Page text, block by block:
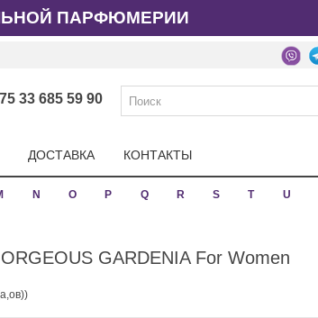
ПАРФЮМЕРИИ
33 685 59 90
ДОСТАВКА КОНТАКТЫ
N O P Q R S T U
GARDENIA For Women